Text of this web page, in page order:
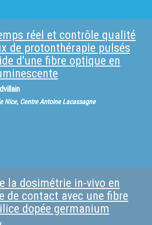
réel et contrôle qualité
de protonthérapie pulsés
d'une fibre optique en
Nice, Centre Antoine Lacassagne
la dosimétrie in-vivo en
de contact avec une fibre
dopée germanium